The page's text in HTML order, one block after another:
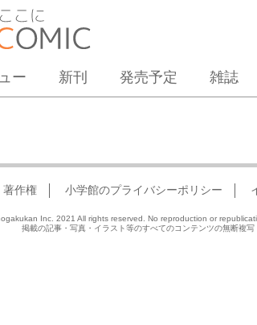
ー 新刊 発売予定 雑誌
著作権 小学館のプライバシーポリシー
Inc. 2021 All rights reserved. No reproduction or
掲載の記事・写真・イラスト等のすべてのコンテンツの無断複写